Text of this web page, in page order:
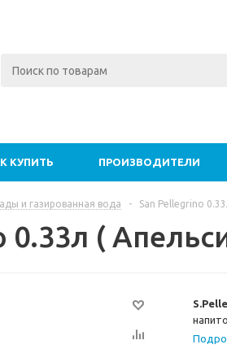
КУПИТЬ ПРОИЗВОДИТЕЛИ
и газированная вода - San Pellegrino
0.33л (